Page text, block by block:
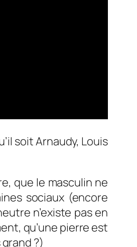
soit Arnaudy, Louis
que le masculin ne
sociaux (encore
n’existe pas en
qu’une pierre est
?)